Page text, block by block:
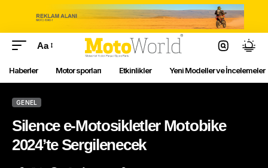
Aa
Haberler Motor sporları Etkinlikler Yeni Modeller ve İncelemeler
GENEL
Silence e-Motosikletler Motobike
2024’te Sergilenecek